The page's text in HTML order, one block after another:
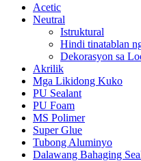
Acetic
Neutral
Istruktural
Hindi tinatablan
Dekorasyon sa
Akrilik
Mga Likidong Kuko
PU Sealant
PU Foam
MS Polimer
Super Glue
Tubong Aluminyo
Dalawang Bahaging